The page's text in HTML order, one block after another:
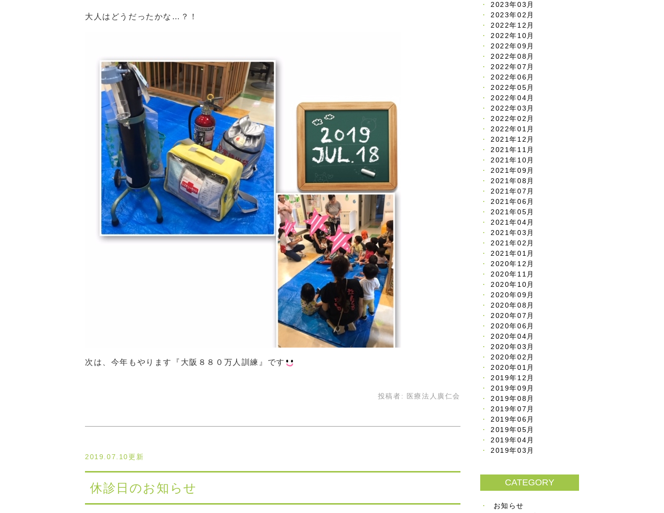
大人はどうだったかな…？！
次は、今年もやります『大阪８８０万人訓練』です
投稿者: 医療法人廣仁会
2019.07.10更新
休診日のお知らせ
2023年03月
2023年02月
2022年12月
2022年10月
2022年09月
2022年08月
2022年07月
2022年06月
2022年05月
2022年04月
2022年03月
2022年02月
2022年01月
2021年12月
2021年11月
2021年10月
2021年09月
2021年08月
2021年07月
2021年06月
2021年05月
2021年04月
2021年03月
2021年02月
2021年01月
2020年12月
2020年11月
2020年10月
2020年09月
2020年08月
2020年07月
2020年06月
2020年04月
2020年03月
2020年02月
2020年01月
2019年12月
2019年09月
2019年08月
2019年07月
2019年06月
2019年05月
2019年04月
2019年03月
CATEGORY
お知らせ